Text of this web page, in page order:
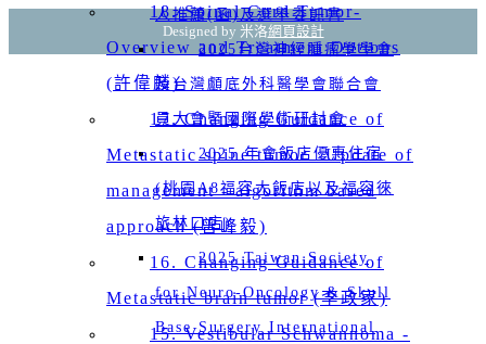
人推薦(函)及選舉委託書
2025台灣神經腫瘤學學會
及台灣顱底外科醫學會聯合會
員大會暨國際學術研討會
2025 年會飯店優惠住宿
(桃園A8福容大飯店以及福容徠
旅林口店)
2025 Taiwan Society
for Neuro-Oncology & Skull
Base Surgery International
18. Spinal Cord Tumor-
Overview and Treatment Options
(許偉麟)
17. Changing Guidance of
Metastatic spine tumor _Update of
management - algorithm based
approach (曾峰毅)
16. Changing Guidance of
Metastatic brain tumor (李政家)
15. Vestibular Schwannoma -
Designed by 米洛網頁設計